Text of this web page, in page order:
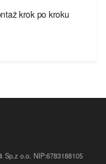
krok po kroku
Sp.z o.o. NIP:6783188105